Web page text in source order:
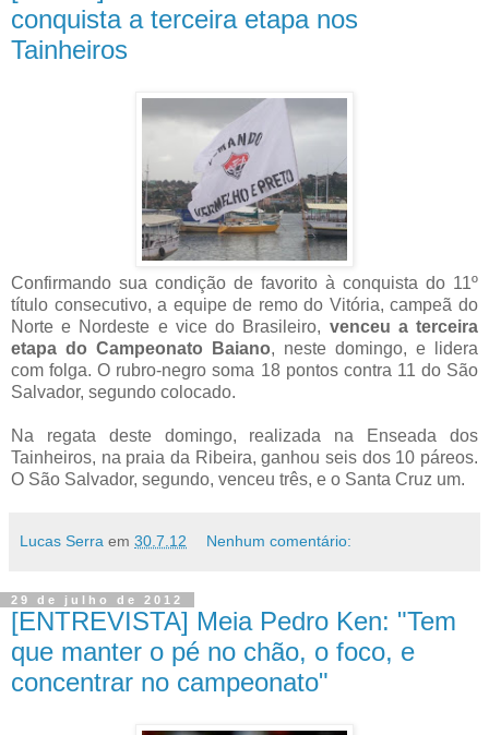
conquista a terceira etapa nos
Tainheiros
Confirmando sua condição de favorito à conquista do 11º
título consecutivo, a equipe de remo do Vitória, campeã do
Norte e Nordeste e vice do Brasileiro, venceu a terceira
etapa do Campeonato Baiano, neste domingo, e lidera
com folga. O rubro-negro soma 18 pontos contra 11 do São
Salvador, segundo colocado.
Na regata deste domingo, realizada na Enseada dos
Tainheiros, na praia da Ribeira, ganhou seis dos 10 páreos.
O São Salvador, segundo, venceu três, e o Santa Cruz um.
Lucas Serra em 30.7.12 Nenhum comentário:
29 de julho de 2012
[ENTREVISTA] Meia Pedro Ken: "Tem
que manter o pé no chão, o foco, e
concentrar no campeonato"